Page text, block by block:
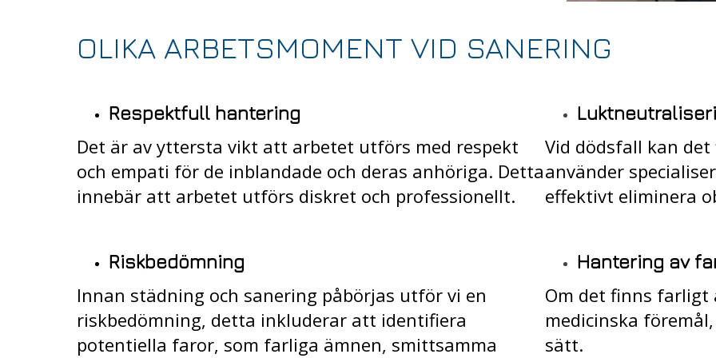
OLIKA ARBETSMOMENT VID SANERING
Respektfull hantering
Det är av yttersta vikt att arbetet utförs med respekt
och empati för de inblandade och deras anhöriga. Detta
innebär att arbetet utförs diskret och professionellt.
Riskbedömning
Innan städning och sanering påbörjas utför vi en
riskbedömning, detta inkluderar att identifiera
potentiella faror, som farliga ämnen, smittsamma
Vid dödsfall kan
använder
effektivt eliminera
Hantering av
Om det finns farligt
medicinska
sätt.